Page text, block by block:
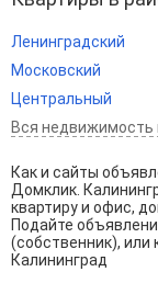
Ленинградский
Московский
Центральный
Вся недвижимость
Как и сайты
Домклик.
квартиру и офис,
Подайте
(собственник), или
Калининград